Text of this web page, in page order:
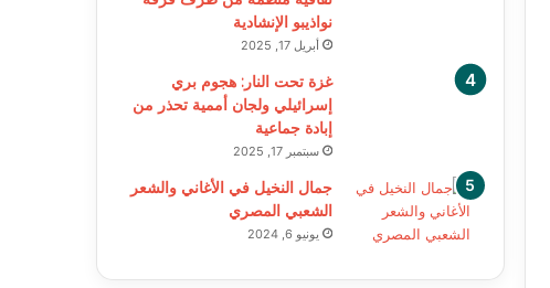
نواذيبو الإنشادية
أبريل 17, 2025
غزة تحت النار: هجوم بري
إسرائيلي ولجان أممية تحذر من
إبادة جماعية
سبتمبر 17, 2025
جمال النخيل في الأغاني والشعر
الشعبي المصري
يونيو 6, 2024